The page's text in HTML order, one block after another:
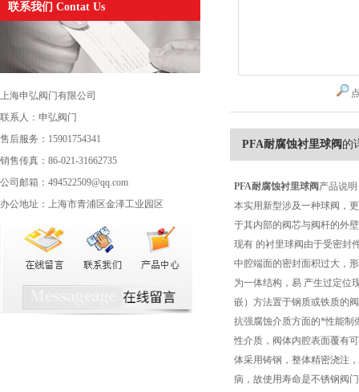
联系我们 Contat Us
上海申弘阀门有限公司
联系人：申弘阀门
售后服务：15901754341
销售传真：86-021-31662735
公司邮箱：494522509@qq.com
办公地址：上海市青浦区金泽工业园区
PFA耐腐蚀衬里球阀 的
PFA耐腐蚀衬里球阀 产品说明
本实用新型涉及一种球阀，
于其内部的阀芯与阀杆的外
现有 的衬里球阀由于受密封
中腔端面的密封面积过大，
为一体结构，易 产生过定位
嵌）方法置于钢质或铁质的
抗强腐蚀介质方面的*性能制
性介质，阀体内腔表面覆有
体采用铸钢，整体精密浇注
病，故使用寿命是不锈钢阀